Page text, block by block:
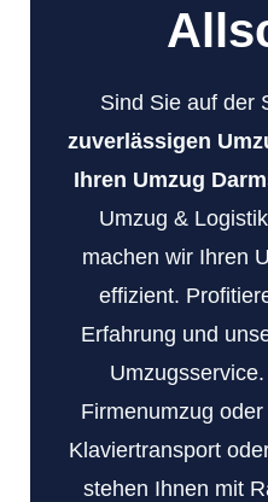
Sind Sie auf der
zuverlässigen
Ihren Umzug
Umzug &
machen wir Ihren
effizient.
Erfahrung und
Firmenumzug
Klaviertransport
stehen Ihnen mit